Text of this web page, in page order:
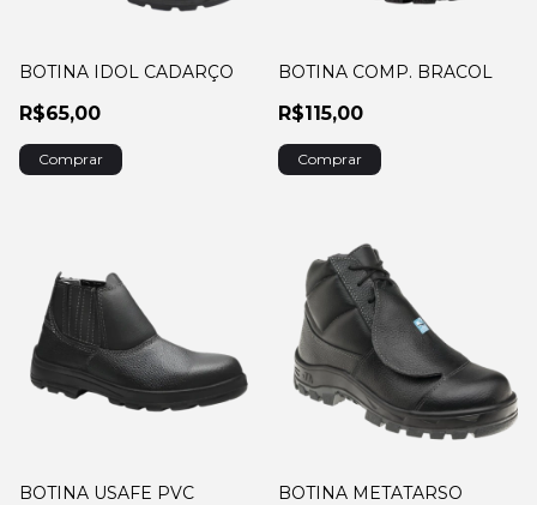
BOTINA IDOL CADARÇO
R$65,00
Comprar
BOTINA COMP. BRACOL
R$115,00
Comprar
BOTINA USAFE PVC BOTINA METATARSO